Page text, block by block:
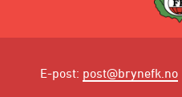
E-post: post@brynefk.no